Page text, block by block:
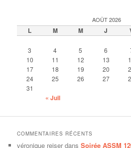
AOÛT 2026
L M M J
3
4 5 6
10
11 12 13
17
18 19 20
24
25 26 27
31
« Juil
COMMENTAIRES RÉCENTS
véronique reiser dansSoirée ASSM